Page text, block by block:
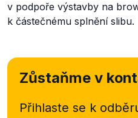
v podpoře výstavby na
k částečnému splnění slibu.
Zůstaňme v
Přihlaste se k